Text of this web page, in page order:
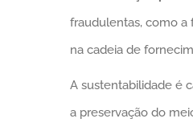
fraudulentas, como a
na cadeia de
A sustentabilidade é
a preservação do